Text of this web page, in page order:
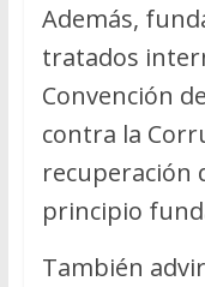
Además,
tratados
Convención
contra la
recuperación
principio
También